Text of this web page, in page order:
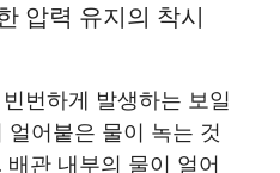
압력 유지의 착시
번하게 발생하는 보일
어붙은 물이 녹는 것
관 내부의 물이 얼어